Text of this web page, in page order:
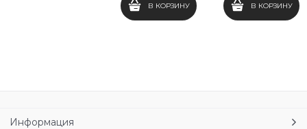
В КОРЗИНУ В КОРЗИНУ
Информация